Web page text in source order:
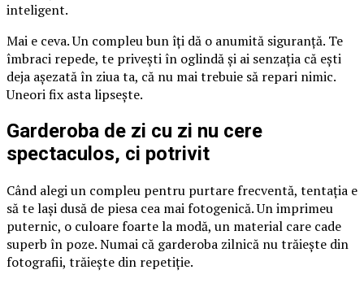
inteligent.
Mai e ceva. Un compleu bun îți dă o anumită siguranță. Te
îmbraci repede, te privești în oglindă și ai senzația că ești
deja așezată în ziua ta, că nu mai trebuie să repari nimic.
Uneori fix asta lipsește.
Garderoba de zi cu zi nu cere
spectaculos, ci potrivit
Când alegi un compleu pentru purtare frecventă, tentația e
să te lași dusă de piesa cea mai fotogenică. Un imprimeu
puternic, o culoare foarte la modă, un material care cade
superb în poze. Numai că garderoba zilnică nu trăiește din
fotografii, trăiește din repetiție.